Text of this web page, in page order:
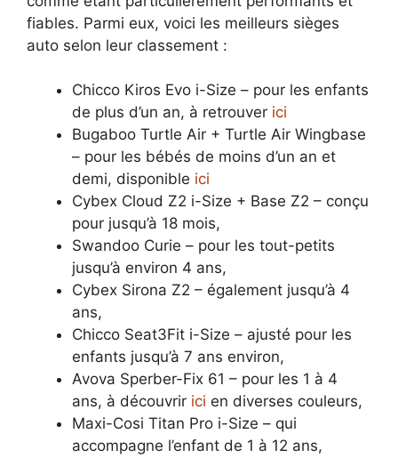
fiables. Parmi eux, voici les meilleurs sièges
auto selon leur classement :
Chicco Kiros Evo i-Size – pour les enfants
de plus d’un an, à retrouver ici
Bugaboo Turtle Air + Turtle Air Wingbase
– pour les bébés de moins d’un an et
demi, disponible ici
Cybex Cloud Z2 i-Size + Base Z2 – conçu
pour jusqu’à 18 mois,
Swandoo Curie – pour les tout-petits
jusqu’à environ 4 ans,
Cybex Sirona Z2 – également jusqu’à 4
ans,
Chicco Seat3Fit i-Size – ajusté pour les
enfants jusqu’à 7 ans environ,
Avova Sperber-Fix 61 – pour les 1 à 4
ans, à découvrir ici en diverses couleurs,
Maxi-Cosi Titan Pro i-Size – qui
accompagne l’enfant de 1 à 12 ans,